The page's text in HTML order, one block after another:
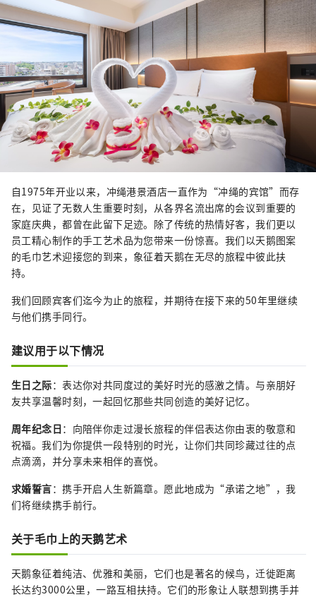
自1975年开业以来，冲绳港景酒店一直作为“冲绳的宾馆”而存
在，见证了无数人生重要时刻，从各界名流出席的会议到重要的
家庭庆典，都曾在此留下足迹。除了传统的热情好客，我们更以
员工精心制作的手工艺术品为您带来一份惊喜。我们以天鹅图案
的毛巾艺术迎接您的到来，象征着天鹅在无尽的旅程中彼此扶
持。
我们回顾宾客们迄今为止的旅程，并期待在接下来的50年里继续
与他们携手同行。
建议用于以下情况
生日之际：表达你对共同度过的美好时光的感激之情。与亲朋好
友共享温馨时刻，一起回忆那些共同创造的美好记忆。
周年纪念日：向陪伴你走过漫长旅程的伴侣表达你由衷的敬意和
祝福。我们为你提供一段特别的时光，让你们共同珍藏过往的点
点滴滴，并分享未来相伴的喜悦。
求婚誓言：携手开启人生新篇章。愿此地成为“承诺之地”，我
们将继续携手前行。
关于毛巾上的天鹅艺术
天鹅象征着纯洁、优雅和美丽，它们也是著名的候鸟，迁徙距离
长达约3000公里，一路互相扶持。它们的形象让人联想到携手并